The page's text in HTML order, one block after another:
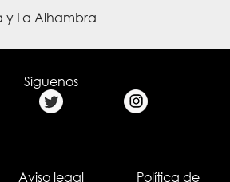
y La Alhambra
Síguenos
Aviso legal
Política de